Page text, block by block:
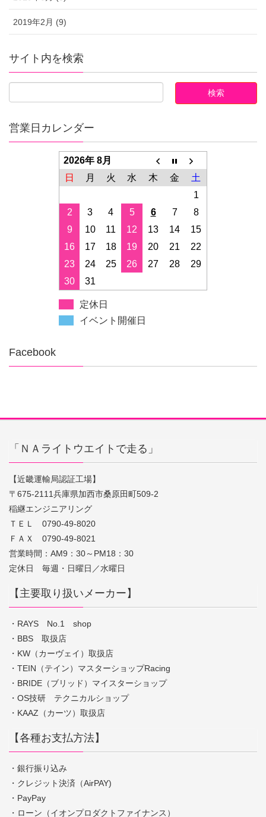
2019年2月 (9)
サイト内を検索
営業日カレンダー
2026年 8月
日
月 火 水 木 金
土
1
2
3 4 5 6 7
8
9
10 11 12 13 14
15
16
17 18 19 20 21
22
23
24 25 26 27 28
29
30
31
定休日
イベント開催日
Facebook
「ＮＡライトウエイトで走る」
【近畿運輸局認証工場】
〒675-2111兵庫県加西市桑原田町509-2
稲継エンジニアリング
ＴＥＬ 0790-49-8020
ＦＡＸ 0790-49-8021
営業時間：AM9：30～PM18：30
定休日 毎週・日曜日／水曜日
【主要取り扱いメーカー】
・RAYS No.1 shop
・BBS 取扱店
・KW（カーヴェイ）取扱店
・TEIN（テイン）マスターショップRacing
・BRIDE（ブリッド）マイスターショップ
・OS技研 テクニカルショップ
・KAAZ（カーツ）取扱店
【各種お支払方法】
・銀行振り込み
・クレジット決済（AirPAY)
・PayPay
・ローン（イオンプロダクトファイナンス）